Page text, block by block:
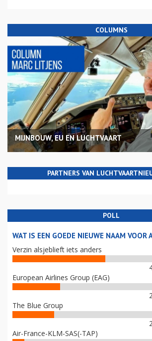
COLUMNS
MIJNBOUW, EU EN LUCHTVAART
PARTNERS VAN
POLL
WAT IS EEN GOEDE NIEUWE NAAM VOOR
Verzin alsjeblieft iets anders
European Airlines Group (EAG)
The Blue Group
Air-France-KLM-SAS(-TAP)